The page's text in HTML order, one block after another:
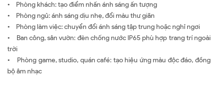
• Phòng khách: tạo điểm nhấn ánh sáng ấn tượng
• Phòng ngủ: ánh sáng dịu nhẹ, đổi màu thư giãn
• Phòng làm việc: chuyển đổi ánh sáng tập trung hoặc nghỉ ngơi
• Ban công, sân vườn: đèn chống nước IP65 phù hợp trang trí ngoài
trời
• Phòng game, studio, quán café: tạo hiệu ứng màu độc đáo, đồng
bộ âm nhạc